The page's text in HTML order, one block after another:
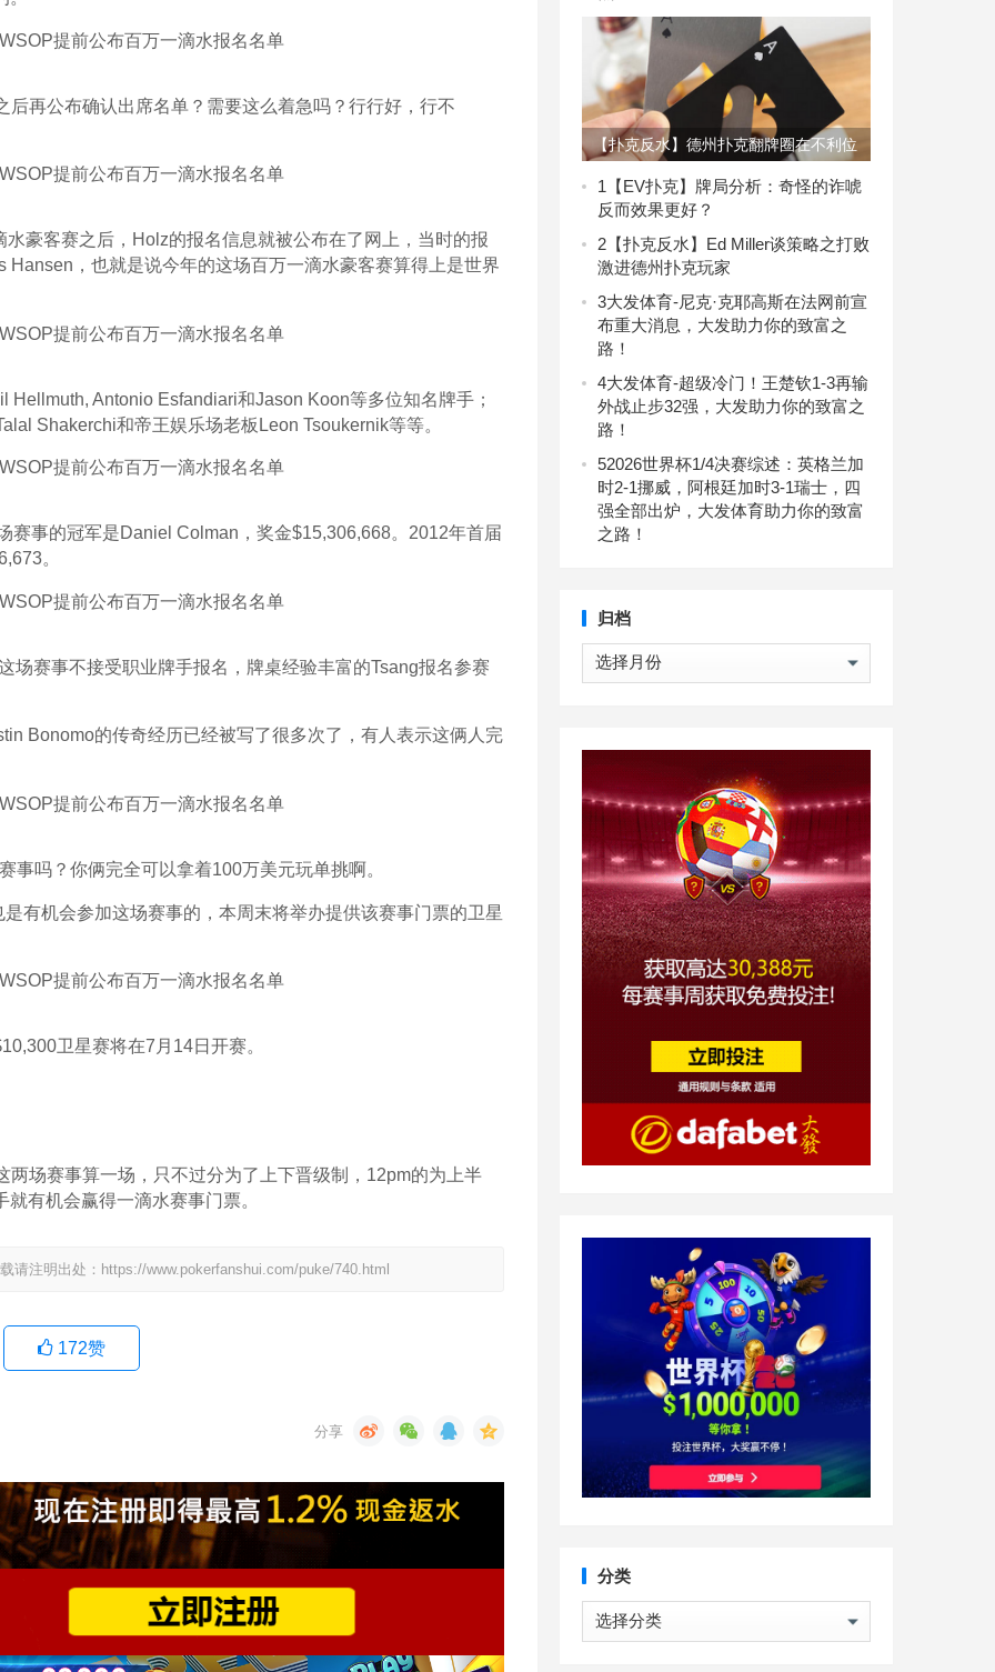
再公布确认出席名单？需要这么着急吗？行行好，行不
豪客赛之后，Holz的报名信息就被公布在了网上，当时的报
Hansen，也就是说今年的这场百万一滴水豪客赛算得上是世界
Antonio Esfandiari和Jason Koon等多位知名牌手；
Shakerchi和帝王娱乐场老板Leon Tsoukernik等等。
赛事的冠军是Daniel Colman，奖金$15,306,668。2012年首届
。
场赛事不接受职业牌手报名，牌桌经验丰富的Tsang报名参赛
Bonomo的传奇经历已经被写了很多次了，有人表示这俩人完
事吗？你俩完全可以拿着100万美元玩单挑啊。
有机会参加这场赛事的，本周末将举办提供该赛事门票的卫星
卫星赛将在7月14日开赛。
场赛事算一场，只不过分为了上下晋级制，12pm的为上半
有机会赢得一滴水赛事门票。
请注明出处：https://www.pokerfanshui.com/puke/740.html
172赞
【扑克反水】德州扑克翻牌圈在不利位
置拿着超强牌时下注还是check？
1 【EV扑克】牌局分析：奇怪的诈唬
反而效果更好？
2 【扑克反水】Ed Miller谈策略之打败
激进德州扑克玩家
3大发体育-尼克·克耶高斯在法网前宣
布重大消息，大发助力你的致富之
路！
4大发体育-超级冷门！王楚钦1-3再输
外战止步32强，大发助力你的致富之
路！
52026世界杯1/4决赛综述：英格兰加
时2-1挪威，阿根廷加时3-1瑞士，四
强全部出炉，大发体育助力你的致富
之路！
归档
归
分类
分
类